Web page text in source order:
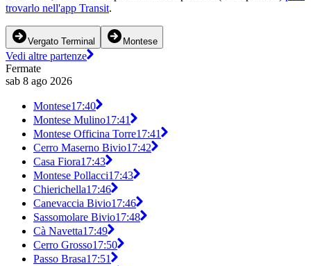
trovarlo nell'app Transit.
Vergato Terminal Montese
Vedi altre partenze
Fermate
sab 8 ago 2026
Montese17:40
Montese Mulino17:41
Montese Officina Torre17:41
Cerro Maserno Bivio17:42
Casa Fiora17:43
Montese Pollacci17:43
Chierichella17:46
Canevaccia Bivio17:46
Sassomolare Bivio17:48
Cà Navetta17:49
Cerro Grosso17:50
Passo Brasa17:51